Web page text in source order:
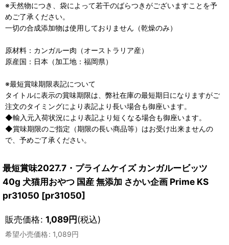
※天然物につき、袋によって若干のばらつきがございますことを予
めご了承ください。
一切の合成添加物は使用しておりません（乾燥のみ）
原材料：カンガルー肉（オーストラリア産）
原産国：日本（加工地：福岡県）
※最短賞味期限表記について
タイトルに表示の賞味期限は、弊社在庫の最短期日になりますがご
注文のタイミングにより表記より長い場合も御座います。
◆輸入元入荷状況により表記より短くなる場合も御座います。
◆賞味期限のご指定（期限の長い商品等）はお受け出来ませんの
で、予めご了承ください。
最短賞味2027.7・プライムケイズ カンガルービッツ
40g 犬猫用おやつ 国産 無添加 さかい企画 Prime KS
pr31050 [pr31050]
販売価格: 1,089円(税込)
希望小売価格: 1,089円